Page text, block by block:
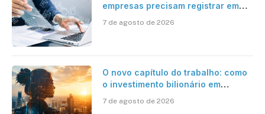
empresas precisam registrar em
7 de agosto de 2026
O novo capítulo do trabalho: como
o investimento bilionário em
verdadeira era da inteligência
7 de agosto de 2026